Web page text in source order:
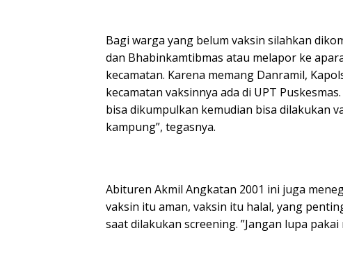
Bagi warga yang belum vaksin silahkan
dan Bhabinkamtibmas atau melapor ke
kecamatan. Karena memang Danramil,
kecamatan vaksinnya ada di UPT
bisa dikumpulkan kemudian bisa dilakukan
kampung”, tegasnya.
Abituren Akmil Angkatan 2001 ini juga
vaksin itu aman, vaksin itu halal, yang
saat dilakukan screening. ”Jangan lupa